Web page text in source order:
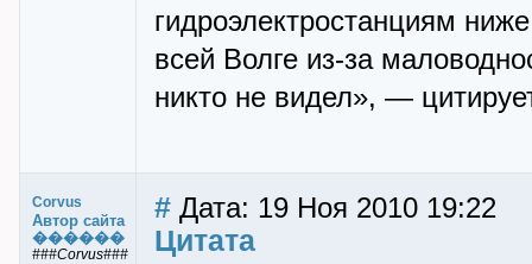
гидроэлектростанциям
всей Волге из-за
никто не видел», —
Corvus
Автор сайта
������
###Corvus###
# Дата: 19 Ноя 2010 19:22
Цитата